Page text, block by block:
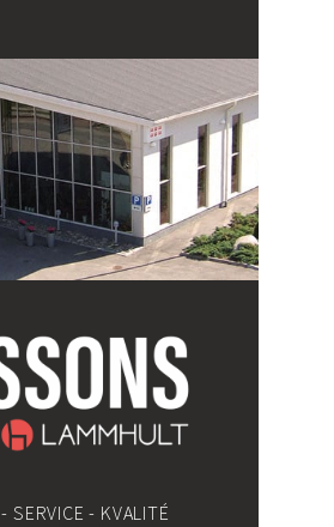
SERVICE - KVALITÉ